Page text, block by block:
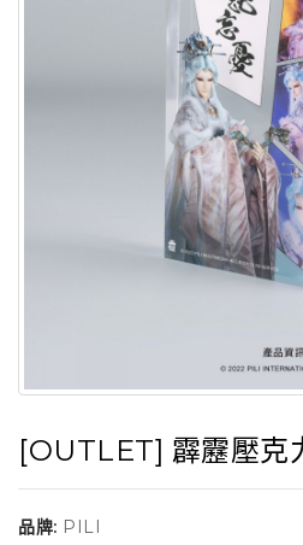
[OUTLET] 霹靂壓克
品牌: PILI